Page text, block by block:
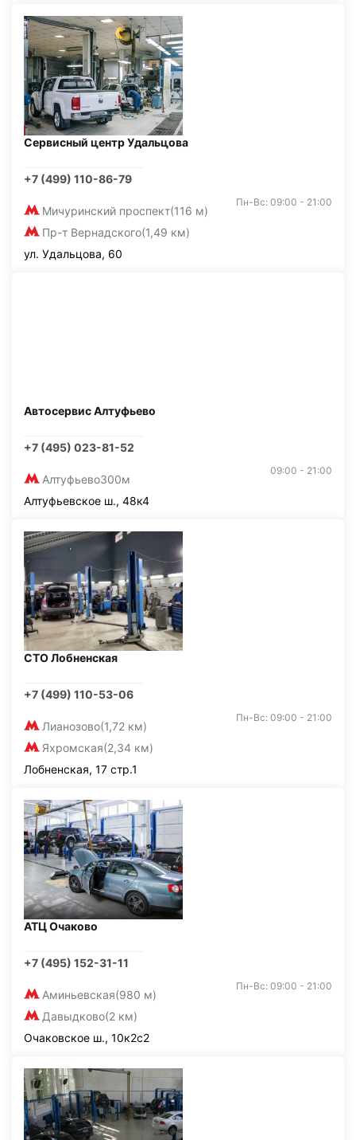
Сервисный центр Удальцова
+7 (499) 110-86-79
Мичуринский проспект(116 м)
Пр-т Вернадского(1,49 км)
Пн-Вс: 09:00 - 21:00
ул. Удальцова, 60
Автосервис Алтуфьево
+7 (495) 023-81-52
Алтуфьево300м
09:00 - 21:00
Алтуфьевское ш., 48к4
СТО Лобненская
+7 (499) 110-53-06
Лианозово(1,72 км)
Яхромская(2,34 км)
Пн-Вс: 09:00 - 21:00
Лобненская, 17 стр.1
АТЦ Очаково
+7 (495) 152-31-11
Аминьевская(980 м)
Давыдково(2 км)
Пн-Вс: 09:00 - 21:00
Очаковское ш., 10к2с2